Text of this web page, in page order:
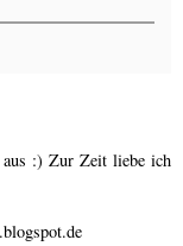
aus :) Zur Zeit liebe ich